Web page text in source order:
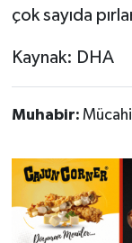
çok sayıda
Kaynak: DHA
Muhabir: